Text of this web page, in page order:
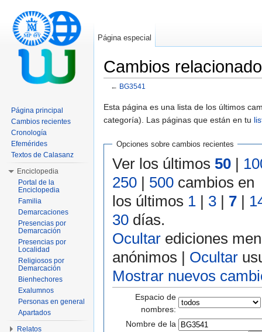
Cambios
← BG3541
Esta página es una lista de los últimos
categoría). Las páginas que están en tu
Opciones sobre cambios recientes
Ver los últimos 50 |
250 | 500 cambios en
los últimos 1 | 3 | 7 |
30 días.
Ocultar ediciones
anónimos | Ocultar
Mostrar nuevos
Espacio de
nombres:
Nombre de la
Página especial
Página principal
Cambios recientes
Cronología
Efemérides
Textos de Calasanz
Enciclopedia
Portal de la
Enciclopedia
Familia
Demarcaciones
Presencias por
Demarcación
Presencias por
Localidad
Religiosos por
Demarcación
Bienhechores
Exalumnos
Personas en general
Apartados
Relatos